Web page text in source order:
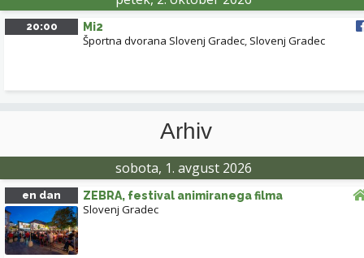
20:00 Mi2
Športna dvorana Slovenj Gradec, Slovenj Gradec
Arhiv
sobota, 1. avgust 2026
en dan ZEBRA, festival animiranega filma
Slovenj Gradec